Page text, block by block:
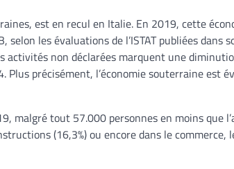
est en recul en Italie. En 2019, cette
les évaluations de l’ISTAT publiées dans
activités non déclarées marquent une
précisément, l’économie souterraine est
malgré tout 57.000 personnes en moins que
(16,3%) ou encore dans le commerce,